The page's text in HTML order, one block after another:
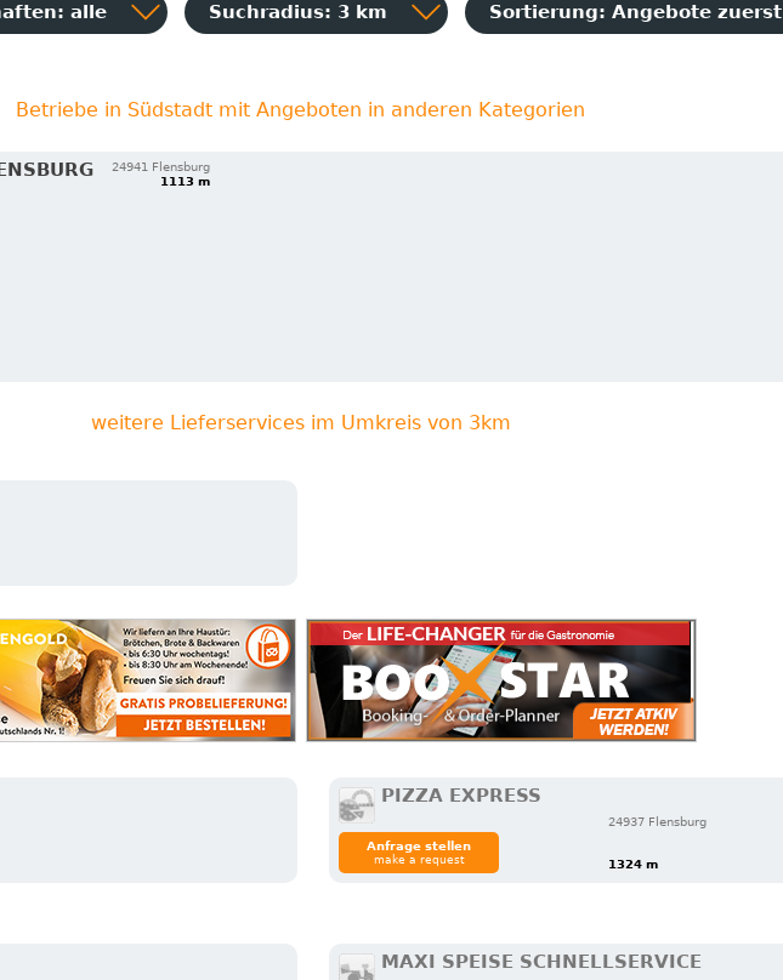
alle Suchradius: 3 km Sortierung: Angebote zuerst
Betriebe in Südstadt mit Angeboten in anderen Kategorien
24941 Flensburg
1113 m
weitere Lieferservices im Umkreis von 3km
PIZZA EXPRESS
24937 Flensburg
1324 m
Anfrage stellen
make a request
MAXI SPEISE SCHNELLSERVICE